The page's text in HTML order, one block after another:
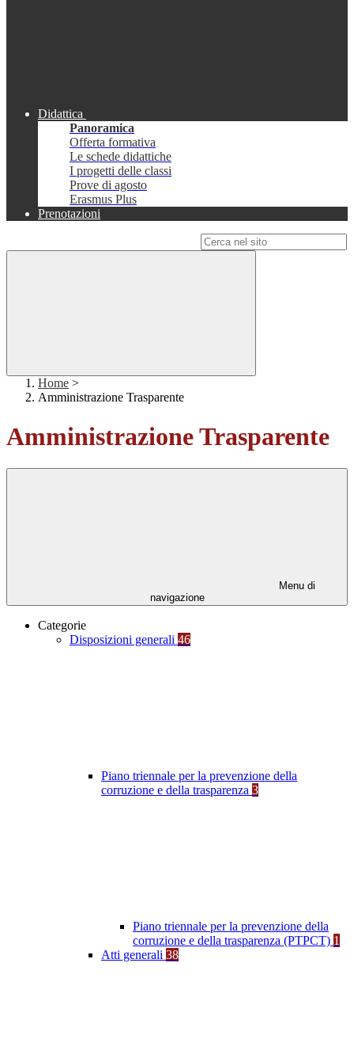
Didattica
Panoramica
Offerta formativa
Le schede didattiche
I progetti delle classi
Prove di agosto
Erasmus Plus
Prenotazioni
Home >
Amministrazione Trasparente
Amministrazione Trasparente
Menu di
navigazione
Categorie
Disposizioni generali 46
Piano triennale per la prevenzione della
corruzione e della trasparenza 3
Piano triennale per la prevenzione della
corruzione e della trasparenza (PTPCT) 1
Atti generali 38